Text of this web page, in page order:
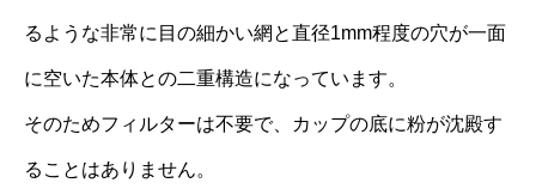
るような非常に目の細かい網と直径1mm程度の穴が一面
に空いた本体との二重構造になっています。
そのためフィルターは不要で、カップの底に粉が沈殿す
ることはありません。